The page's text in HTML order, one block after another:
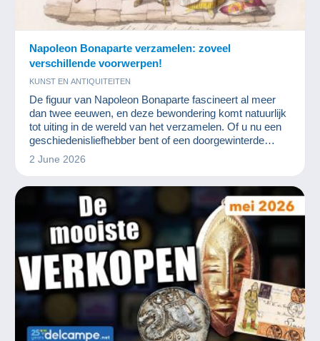
Napoleon Bonaparte verzamelen: zoveel
verschillende voorwerpen!
KUNST EN ANTIQUITEITEN
De figuur van Napoleon Bonaparte fascineert al meer
dan twee eeuwen, en deze bewondering komt natuurlijk
tot uiting in de wereld van het verzamelen. Of u nu een
geschiedenisliefhebber bent of een doorgewinterde
verzamelaar, voorwerpen die verband houden met de
2 June 2026